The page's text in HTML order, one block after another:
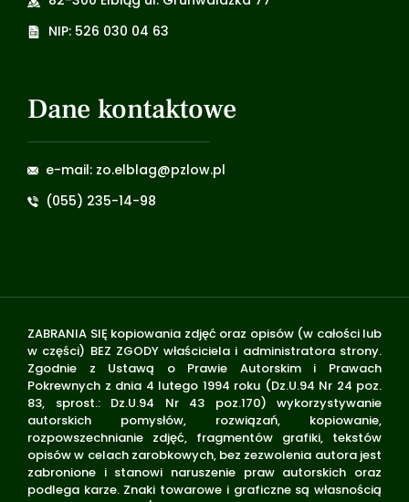
NIP: 526 030 04 63
Dane kontaktowe
e-mail: zo.elblag@pzlow.pl
(055) 235-14-98
ZABRANIA SIĘ kopiowania zdjęć oraz opisów (w całości lub
w części) BEZ ZGODY właściciela i administratora strony.
Zgodnie z Ustawą o Prawie Autorskim i Prawach
Pokrewnych z dnia 4 lutego 1994 roku (Dz.U.94 Nr 24 poz.
83, sprost.: Dz.U.94 Nr 43 poz.170) wykorzystywanie
autorskich pomysłów, rozwiązań, kopiowanie,
rozpowszechnianie zdjęć, fragmentów grafiki, tekstów
opisów w celach zarobkowych, bez zezwolenia autora jest
zabronione i stanowi naruszenie praw autorskich oraz
podlega karze. Znaki towarowe i graficzne są własnością